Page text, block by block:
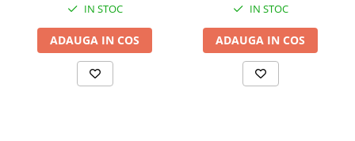
IN STOC
ADAUGA IN COS
IN STOC
ADAUGA IN COS